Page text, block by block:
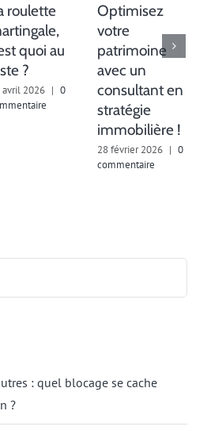
roulette
quoi au
?
avril 2026 | 0
Optimisez
votre
patrimoine
avec un
consultant en
stratégie
immobilière !
28 février 2026 | 0
commentaire
: quel blocage se cache
?